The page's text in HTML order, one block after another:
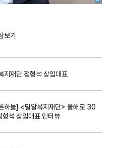
보기
재단 정형석 상임대표
하늘] <밀알복지재단> 올해로 30
형석 상임대표 인터뷰